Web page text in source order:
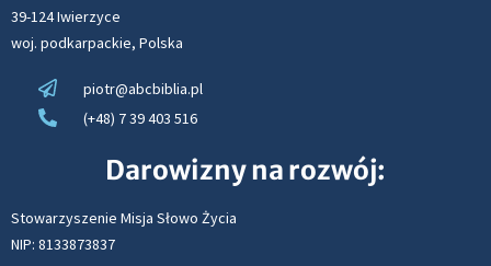
39-124 Iwierzyce
woj. podkarpackie, Polska
piotr@abcbiblia.pl
(+48) 7 39 403 516
Darowizny na rozwój:
Stowarzyszenie Misja Słowo Życia
NIP: 8133873837